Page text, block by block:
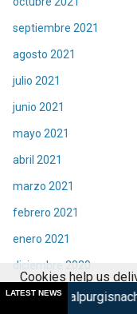
septiembre 2021
agosto 2021
julio 2021
junio 2021
mayo 2021
abril 2021
marzo 2021
febrero 2021
enero 2021
diciembre 2020
noviembre 2020
LATEST NEWSRising
Cookies help us
services, you agree